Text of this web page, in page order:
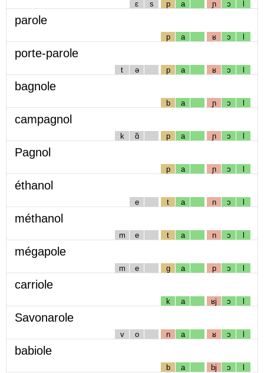
ɛ s p a ɲ ɔ l
parole
p a ʁ ɔ l
porte-parole
t ə p a ʁ ɔ l
bagnole
b a ɲ ɔ l
campagnol
k ɑ̃ p a ɲ ɔ l
Pagnol
p a ɲ ɔ l
éthanol
e t a n ɔ l
méthanol
m e t a n ɔ l
mégapole
m e g a p ɔ l
carriole
k a ʁj ɔ l
Savonarole
v o n a ʁ ɔ l
babiole
b a bj ɔ l